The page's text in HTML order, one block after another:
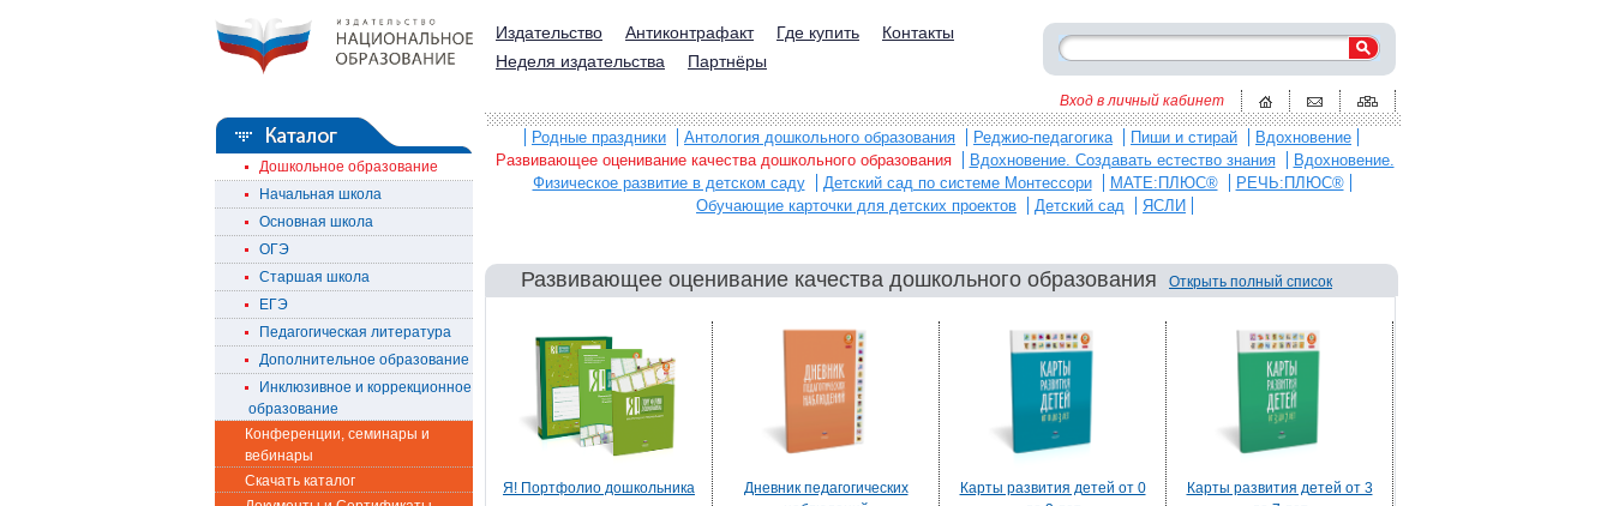
Издательство Антиконтрафакт Где купить
Контакты
Неделя издательства
Партнёры
Вход в личный кабинет
Дошкольное образование
Начальная школа
Основная школа
ОГЭ
Старшая школа
ЕГЭ
Педагогическая литература
Дополнительное образование
Инклюзивное и коррекционное
образование
Конференции, семинары и
вебинары
Скачать каталог
Родные праздники Антология дошкольного образования Реджио-педагогика Пиши и стирай
Вдохновение
Развивающее оценивание качества дошкольного образования
Вдохновение. Создавать естество знания
Вдохновение.
Физическое развитие в детском саду
Детский сад по системе Монтессори МАТЕ:ПЛЮС®
РЕЧЬ:ПЛЮС®
Обучающие карточки для детских проектов
Детский сад ЯСЛИ
Развивающее оценивание качества дошкольного образования Открыть полный список
Я! Портфолио дошкольника
Дневник педагогических
Карты развития детей от 0
Карты развития детей от 3